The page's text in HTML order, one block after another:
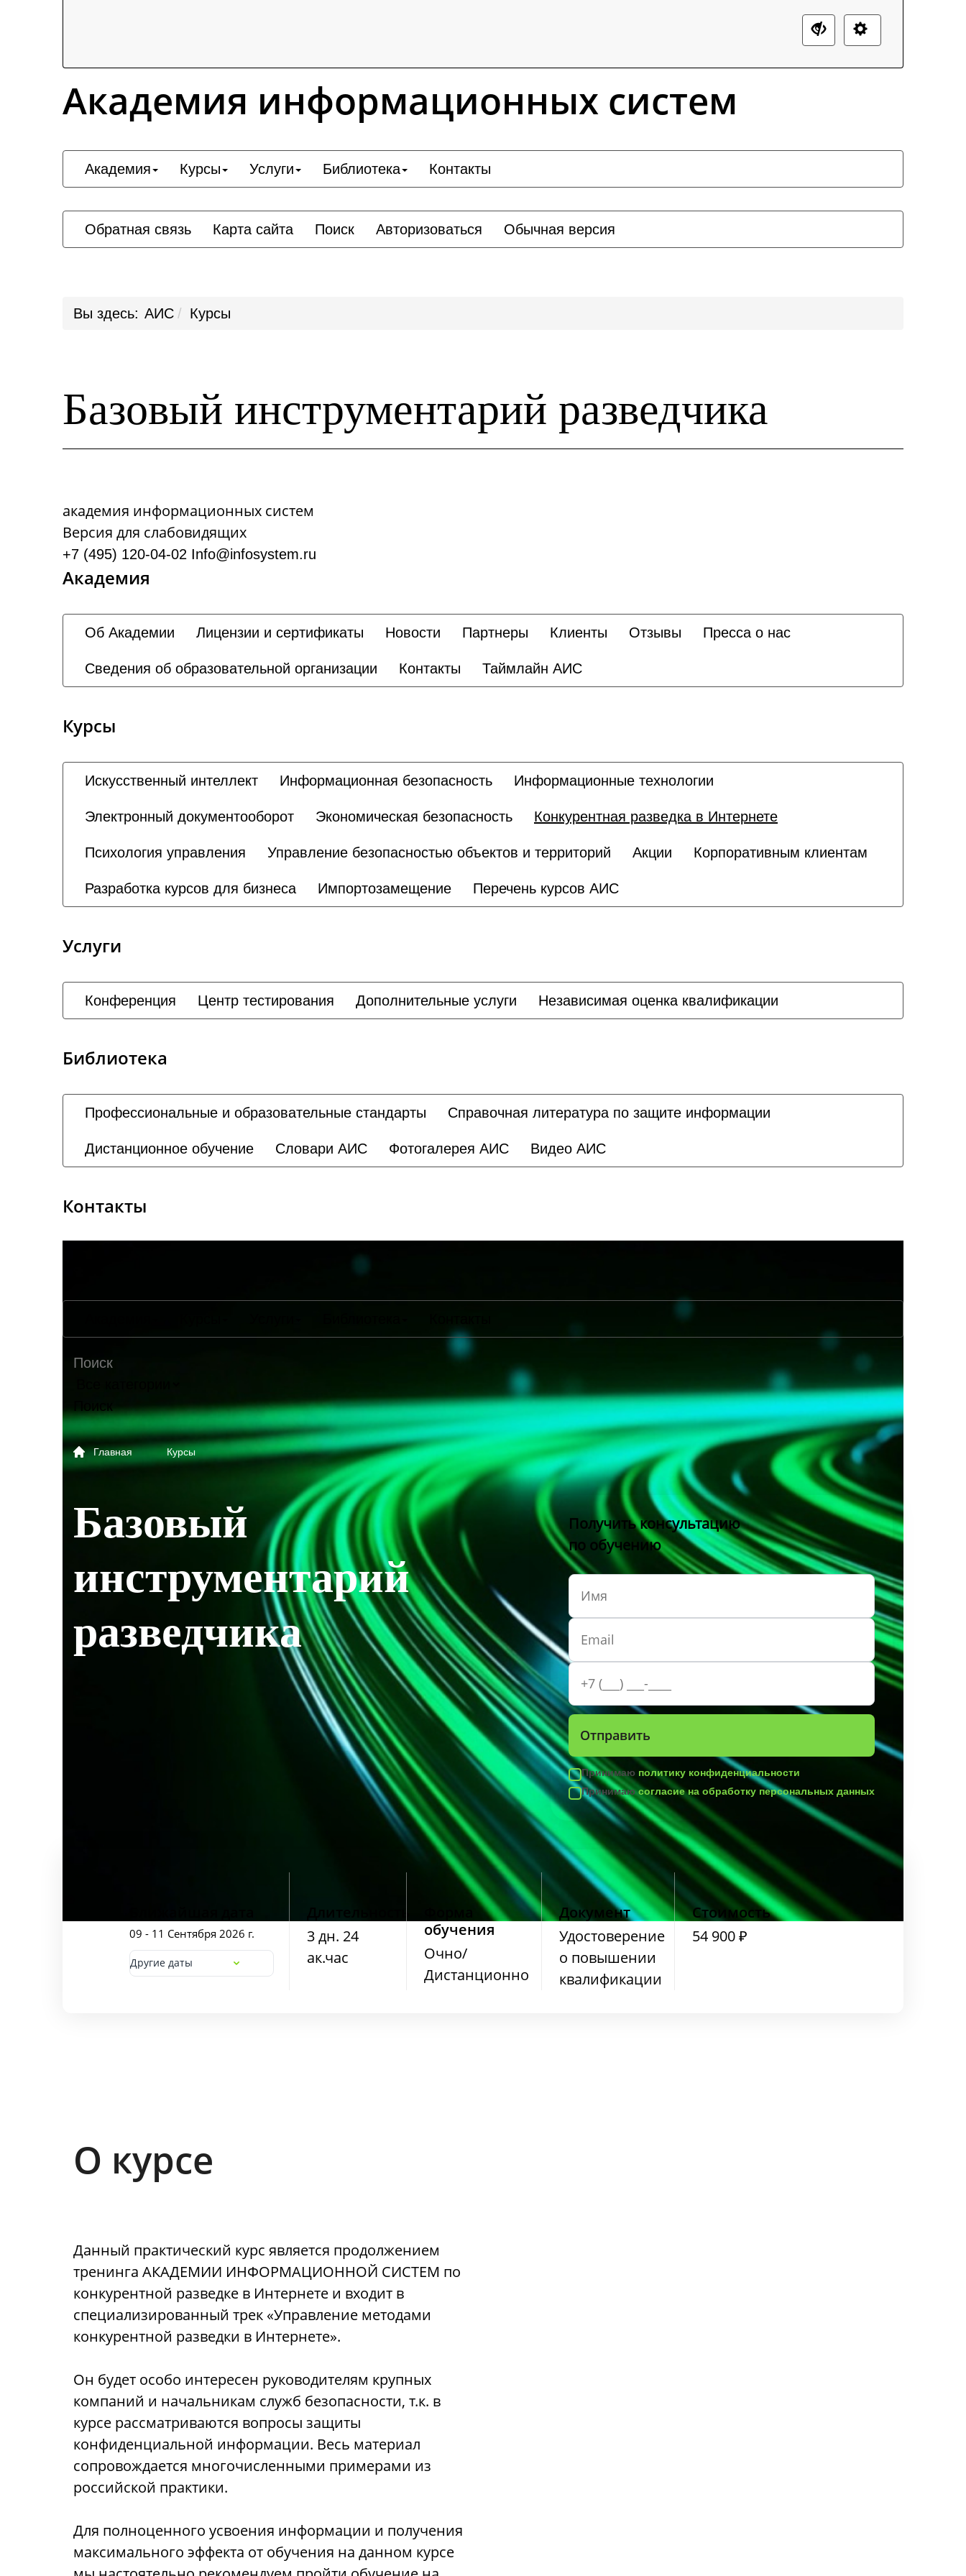
Академия информационных систем
Академия Курсы Услуги Библиотека Контакты
Обратная связь Карта сайта Поиск Авторизоваться Обычная версия
Вы здесь: АИС Курсы
Базовый инструментарий разведчика
академия информационных систем
Версия для слабовидящих
+7 (495) 120-04-02 Info@infosystem.ru
Академия
Об Академии Лицензии и сертификаты Новости Партнеры Клиенты Отзывы Пресса о нас
Сведения об образовательной организации Контакты Таймлайн АИС
Курсы
Искусственный интеллект Информационная безопасность Информационные технологии
Электронный документооборот Экономическая безопасность Конкурентная разведка в Интернете
Психология управления Управление безопасностью объектов и территорий Акции Корпоративным клиентам
Разработка курсов для бизнеса Импортозамещение Перечень курсов АИС
Услуги
Конференция Центр тестирования Дополнительные услуги Независимая оценка квалификации
Библиотека
Профессиональные и образовательные стандарты Справочная литература по защите информации
Дистанционное обучение Словари АИС Фотогалерея АИС Видео АИС
Контакты
Поиск
Главная Курсы
Базовый
инструментарий
разведчика
Получить консультацию
по обучению
Принимаю политику конфиденциальности
Принимаюсогласие на обработку персональных данных
09 - 11 Сентября 2026 г.
Другие даты
3 дн. 24
ак.час
обучения
Очно/
Дистанционно
Документ
Удостоверение
о повышении
квалификации
Стоимость
54 900 ₽
О курсе
Данный практический курс является продолжением
тренинга АКАДЕМИИ ИНФОРМАЦИОННОЙ СИСТЕМ по
конкурентной разведке в Интернете и входит в
специализированный трек «Управление методами
конкурентной разведки в Интернете».
Он будет особо интересен руководителям крупных
компаний и начальникам служб безопасности, т.к. в
курсе рассматриваются вопросы защиты
конфиденциальной информации. Весь материал
сопровождается многочисленными примерами из
российской практики.
Для полноценного усвоения информации и получения
максимального эффекта от обучения на данном курсе